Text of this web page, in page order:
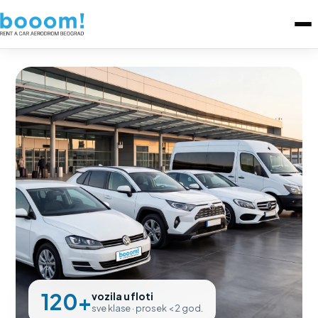
120+vozila u floti
sve klase · prosek < 2 god.